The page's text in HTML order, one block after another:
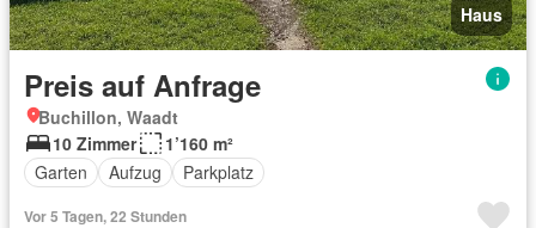
Haus
Preis auf Anfrage
Buchillon, Waadt
10 Zimmer
1’160 m²
Garten
Aufzug Parkplatz
Vor 5 Tagen, 22 Stunden